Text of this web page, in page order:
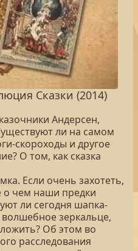
Сказки (2014)
Андерсен,
ли на самом
скороходы и другое
О том, как сказка
Если очень захотеть,
о чем наши предки
ли сегодня шапка-
зеркальце,
Об этом во
расследования